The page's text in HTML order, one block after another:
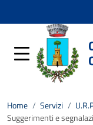
Home / Servizi /
Suggerimenti e